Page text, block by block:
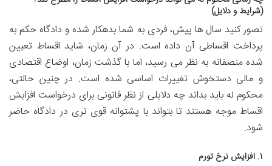
(شرایط و دلایل)
تصور کنید سال ها پیش، فردی به شما بدهکار شده و دادگاه حکم به
پرداخت اقساطی آن داده است. در آن زمان، شاید اقساط تعیین
شده منصفانه به نظر می رسید، اما با گذشت زمان، اوضاع اقتصادی
و مالی دستخوش تغییرات اساسی شده است. در چنین حالتی،
محکوم له باید بداند چه دلایلی از نظر قانونی برای درخواست افزایش
اقساط موجه هستند تا بتواند با پشتوانه قوی تری در دادگاه حاضر
شود.
۱. افزایش نرخ تورم